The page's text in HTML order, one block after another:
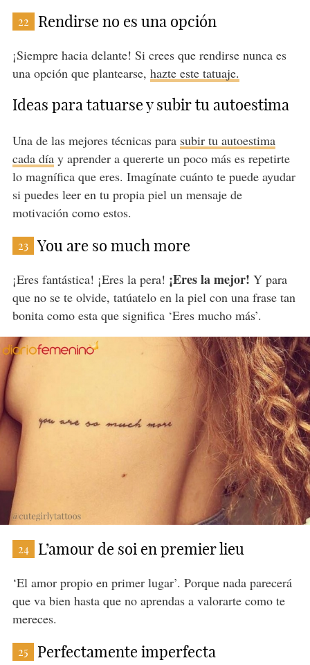
22 Rendirse no es una opción
¡Siempre hacia delante! Si crees que rendirse nunca es
una opción que plantearse, hazte este tatuaje.
Ideas para tatuarse y subir tu autoestima
Una de las mejores técnicas para subir tu autoestima
cada díay aprender a quererte un poco más es repetirte
lo magnífica que eres. Imagínate cuánto te puede ayudar
si puedes leer en tu propia piel un mensaje de
motivación como estos.
23 You are so much more
¡Eres fantástica! ¡Eres la pera! ¡Eres la mejor! Y para
que no se te olvide, tatúatelo en la piel con una frase tan
bonita como esta que significa ‘Eres mucho más’.
24 L’amour de soi en premier lieu
‘El amor propio en primer lugar’. Porque nada parecerá
que va bien hasta que no aprendas a valorarte como te
mereces.
25 Perfectamente imperfecta